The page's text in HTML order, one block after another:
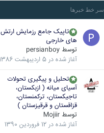
سر خط خبرها
تاپیک جامع رزمایش ارتش
های خارجی
توسط persianboy
آغاز شده در 5 اردیبهشت 1386
تحلیل و پیگیری تحولات
آسیای میانه ( ازبکستان،
تاجیکستان، ترکمنستان،
قزاقستان و قرقیزستان )
توسط Mojiir
آغاز شده در 12 فروردین 1390